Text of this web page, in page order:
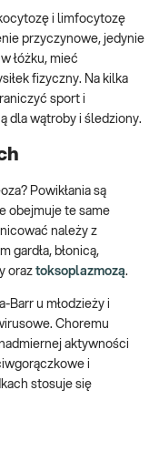
i limfocytozę
przyczynowe, jedynie
łóżku, mieć
fizyczny. Na kilka
sport i
dla wątroby i śledziony.
Powikłania są
obejmuje te same
należy z
gardła, błonicą,
oraz toksoplazmozą.
Barr u młodzieży i
Choremu
aktywności
i
stosuje się